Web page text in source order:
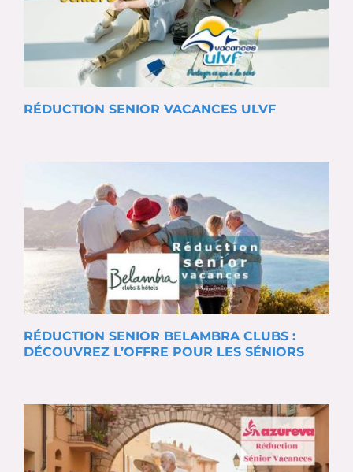
RÉDUCTION SENIOR VACANCES ULVF
RÉDUCTION SENIOR BELAMBRA CLUBS :
DÉCOUVREZ L’OFFRE POUR LES SÉNIORS